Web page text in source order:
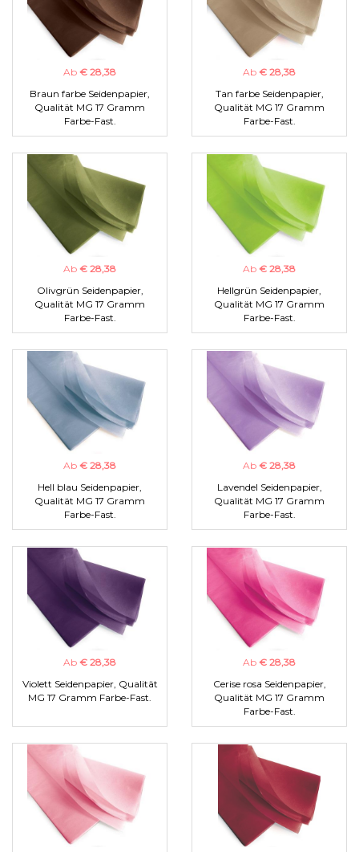
Ab € 28,38
Braun farbe Seidenpapier,
Qualität MG 17 Gramm
Farbe-Fast.
Ab € 28,38
Tan farbe Seidenpapier,
Qualität MG 17 Gramm
Farbe-Fast.
Ab € 28,38
Olivgrün Seidenpapier,
Qualität MG 17 Gramm
Farbe-Fast.
Ab € 28,38
Hellgrün Seidenpapier,
Qualität MG 17 Gramm
Farbe-Fast.
Ab € 28,38
Hell blau Seidenpapier,
Qualität MG 17 Gramm
Farbe-Fast.
Ab € 28,38
Lavendel Seidenpapier,
Qualität MG 17 Gramm
Farbe-Fast.
Ab € 28,38
Violett Seidenpapier, Qualität
MG 17 Gramm Farbe-Fast.
Ab € 28,38
Cerise rosa Seidenpapier,
Qualität MG 17 Gramm
Farbe-Fast.